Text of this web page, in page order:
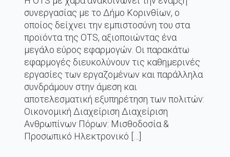
συνεργασίας με το Δήμο Κορινθίων, ο
οποίος δείχνει την εμπιστοσύνη του στα
προϊόντα της OTS, αξιοποιώντας ένα
μεγάλο εύρος εφαρμογών. Οι παρακάτω
εφαρμογές διευκολύνουν τις καθημερινές
εργασίες των εργαζομένων και παράλληλα
συνδράμουν στην άμεση και
αποτελεσματική εξυπηρέτηση των πολιτών:
Οικονομική Διαχείριση Διαχείριση
Ανθρωπίνων Πόρων: Μισθοδοσία &
Προσωπικό Ηλεκτρονικό […]